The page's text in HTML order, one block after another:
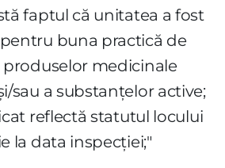
faptul că unitatea a fost
buna practică de
medicinale
sau a substanţelor active;
reflectă statutul locului
la data inspecţiei;"